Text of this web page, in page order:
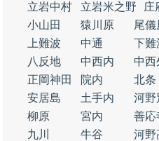
立岩中村
立岩米之野 庄
小山田
猿川原 尾儀
上難波
中通 下難
八反地
中西内 中西
正岡神田
院内 北条
安居島
土手内 河野
柳原
宮内 善応
九川
牛谷 河野